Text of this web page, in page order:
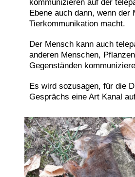
kommunizieren auf der
Ebene auch dann, wenn der
Tierkommunikation macht.
Der Mensch kann auch
anderen Menschen,
Gegenständen
Es wird sozusagen, für die
Gesprächs eine Art Kanal